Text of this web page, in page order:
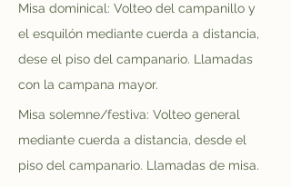
Misa dominical: Volteo del campanillo y
el esquilón mediante cuerda a distancia,
dese el piso del campanario. Llamadas
con la campana mayor.
Misa solemne/festiva: Volteo general
mediante cuerda a distancia, desde el
piso del campanario. Llamadas de misa.